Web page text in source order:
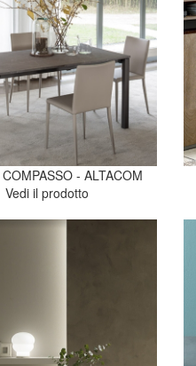
COMPASSO - ALTACOM
Vedi il prodotto